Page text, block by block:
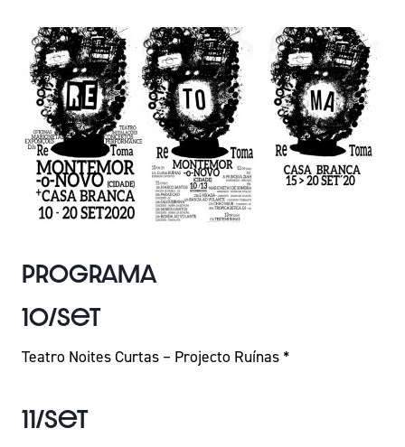
Programa
10/Set
Teatro Noites Curtas – Projecto Ruínas *
11/Set